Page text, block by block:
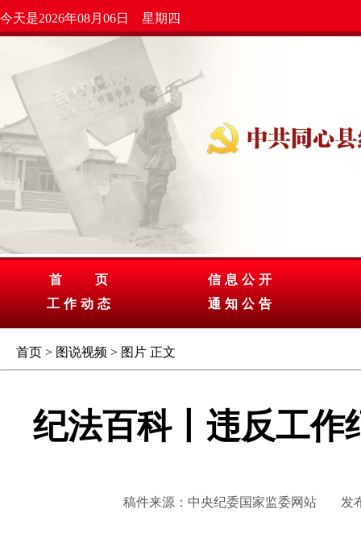
今天是2026年08月06日 星期四
首 页
工作动态
信息公开
通知公告
首页 > 图说视频 > 图片 正文
纪法百科丨违反工作
稿件来源：中央纪委国家监委网站 发